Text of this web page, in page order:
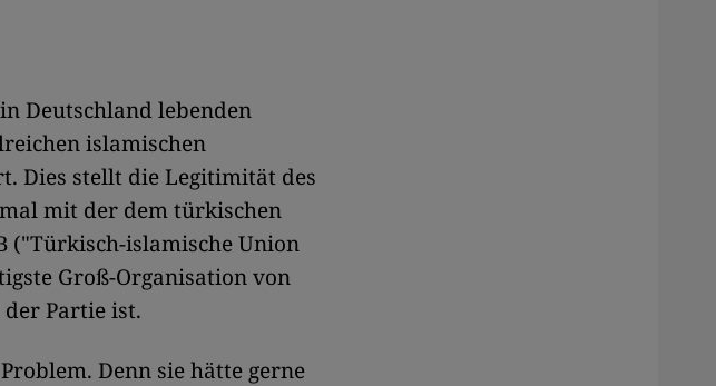
Deutschland lebenden
islamischen
Dies stellt die Legitimität des
mit der dem türkischen
("Türkisch-islamische Union
Groß-Organisation von
Partie ist.
Denn sie hätte gerne